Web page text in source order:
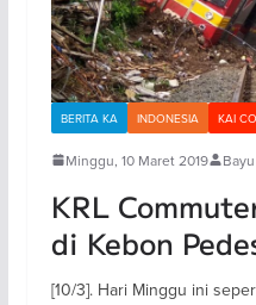
BERITA KA INDONESIA KAI
Minggu, 10 Maret 2019
KRL
di Kebon
[10/3]. Hari Minggu ini